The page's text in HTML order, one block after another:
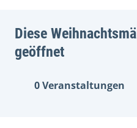
Diese
geöffnet
0 Veranstaltungen